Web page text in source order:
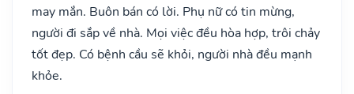
may mắn. Buôn bán có lời. Phụ nữ có tin mừng,
người đi sắp về nhà. Mọi việc đều hòa hợp, trôi chảy
tốt đẹp. Có bệnh cầu sẽ khỏi, người nhà đều mạnh
khỏe.